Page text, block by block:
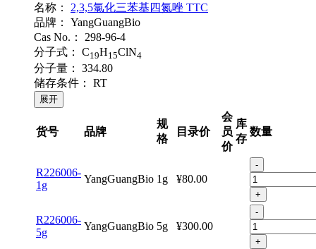
名称：
2,3,5氯化三苯基四氮唑 TTC
品牌：
YangGuangBio
Cas No.：
298-96-4
分子式：
C19H15ClN4
分子量：
334.80
储存条件：
RT
展开
货号 品牌
规
格
目录价
会
员
价
库
存
数量
R226006-
1g
YangGuangBio 1g ¥80.00
-
+
R226006-
5g
YangGuangBio 5g ¥300.00
-
+